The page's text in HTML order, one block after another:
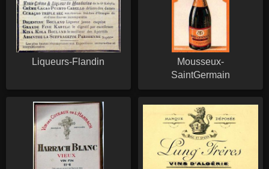
Liqueurs-Flandin
Mousseux-
SaintGermain